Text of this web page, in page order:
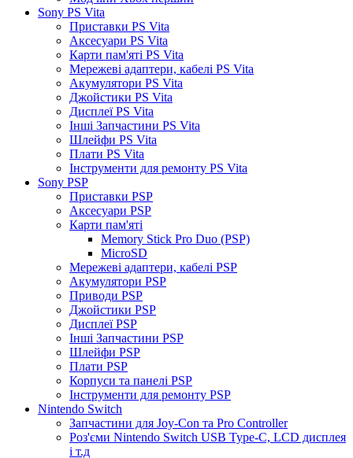
Sony PS Vita
Приставки PS Vita
Аксесуари PS Vita
Карти пам'яті PS Vita
Мережеві адаптери, кабелі PS Vita
Акумулятори PS Vita
Джойстики PS Vita
Дисплеї PS Vita
Інші Запчастини PS Vita
Шлейфи PS Vita
Плати PS Vita
Інструменти для ремонту PS Vita
Sony PSP
Приставки PSP
Аксесуари PSP
Карти пам'яті
Memory Stick Pro Duo (PSP)
MicroSD
Мережеві адаптери, кабелі PSP
Акумулятори PSP
Приводи PSP
Джойстики PSP
Дисплеї PSP
Інші Запчастини PSP
Шлейфи PSP
Плати PSP
Корпуси та панелі PSP
Інструменти для ремонту PSP
Nintendo Switch
Запчастини для Joy-Con та Pro Controller
Роз'єми Nintendo Switch USB Type-C, LCD дисплея
і т.д